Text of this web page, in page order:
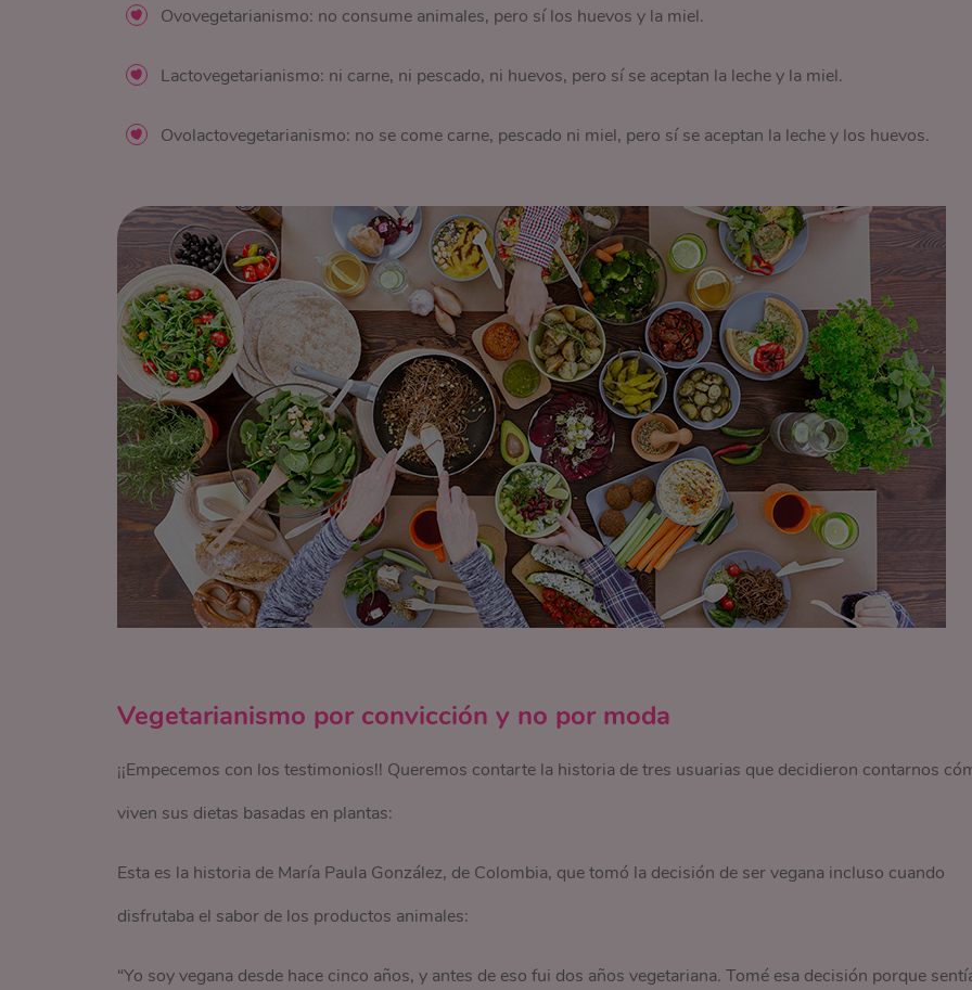
Ovovegetarianismo: no consume animales, pero sí los huevos y la miel.
Lactovegetarianismo: ni carne, ni pescado, ni huevos, pero sí se aceptan la leche y la miel.
Ovolactovegetarianismo: no se come carne, pescado ni miel, pero sí se aceptan la leche y los huevos.
Vegetarianismo por convicción y no por moda
¡¡Empecemos con los testimonios!! Queremos contarte la historia de tres usuarias que decidieron contarnos
viven sus dietas basadas en plantas:
Esta es la historia de María Paula González, de Colombia, que tomó la decisión de ser vegana incluso cuando
disfrutaba el sabor de los productos animales:
“Yo soy vegana desde hace cinco años, y antes de eso fui dos años vegetariana. Tomé esa decisión porque